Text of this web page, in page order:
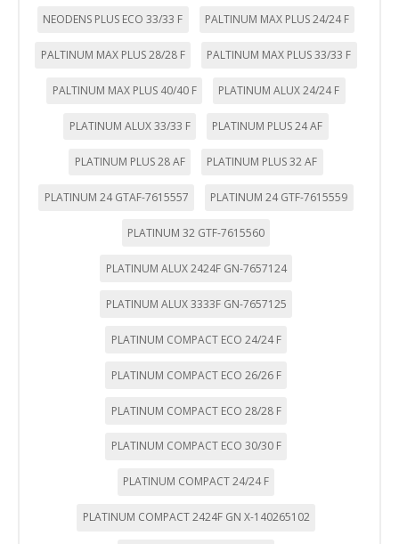
NEODENS PLUS ECO 33/33 F PALTINUM MAX PLUS 24/24 F
PALTINUM MAX PLUS 28/28 F PALTINUM MAX PLUS 33/33 F
PALTINUM MAX PLUS 40/40 F PLATINUM ALUX 24/24 F
PLATINUM ALUX 33/33 F PLATINUM PLUS 24 AF
PLATINUM PLUS 28 AF PLATINUM PLUS 32 AF
PLATINUM 24 GTAF-7615557 PLATINUM 24 GTF-7615559
PLATINUM 32 GTF-7615560
PLATINUM ALUX 2424F GN-7657124
PLATINUM ALUX 3333F GN-7657125
PLATINUM COMPACT ECO 24/24 F
PLATINUM COMPACT ECO 26/26 F
PLATINUM COMPACT ECO 28/28 F
PLATINUM COMPACT ECO 30/30 F
PLATINUM COMPACT 24/24 F
PLATINUM COMPACT 2424F GN X-140265102
Puede configurar su navegador para bloquear o alertar
funcionarán. Estas cookies no almacenan ninguna
Cookies Utilizadas:
wp-settings-time-1, _evCo, _evCoLT
Estas cookies nos permiten contar las visitas y fuentes de
menos visitadas, y cómo los visitantes navegan por el sitio.
agregada y, por lo tanto, es anónima.
_utma,_utmb,_utmc,_utmz,_utmt,_utmz,_atuvc,_atuvs, _ga,
Cookies dirigidas
sitio por nuestros socios publicitarios. Pueden ser
intereses y mostrarle anuncios relevantes en otros sitios.
No almacenan directamente información personal, sino
dispositivo de Internet.